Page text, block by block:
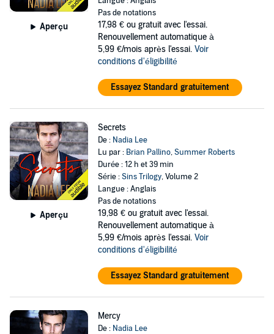
Aperçu
Pas de notations
17,98 € ou gratuit avec l'essai.
Renouvellement automatique à
5,99 €/mois après l'essai. Voir
conditions d'éligibilité
Essayez Standard gratuitement
Aperçu
Secrets
De : Nadia Lee
Lu par : Brian Pallino,Summer Roberts
Durée : 12 h et 39 min
Série :Sins Trilogy, Volume 2
Langue : Anglais
Pas de notations
19,98 € ou gratuit avec l'essai.
Renouvellement automatique à
5,99 €/mois après l'essai. Voir
conditions d'éligibilité
Essayez Standard gratuitement
Mercy
De : Nadia Lee